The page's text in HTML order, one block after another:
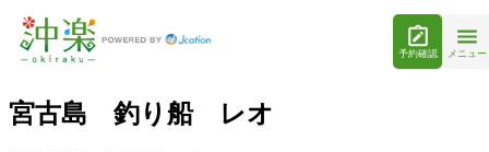
予約確認 メニュー
宮古島 釣り船 レオ